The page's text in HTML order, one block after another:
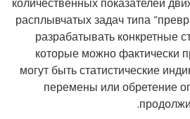
расплывчатых задач типа
разрабатывать конкретные
которые можно фактически
могут быть статистические
перемены или обретение